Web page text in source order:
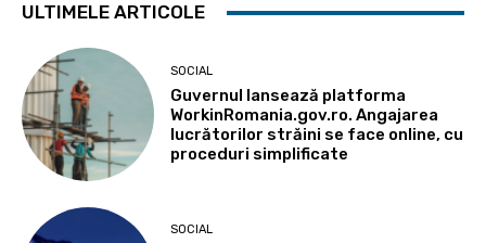
ULTIMELE ARTICOLE
SOCIAL
Guvernul lansează platforma
WorkinRomania.gov.ro. Angajarea
lucrătorilor străini se face online, cu
proceduri simplificate
SOCIAL